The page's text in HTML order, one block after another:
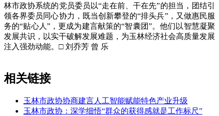
林市政协系统的党员委员以“走在前、干在先”的担当，团结引
领各界委员同心协力，既当创新攀登的“排头兵”，又做惠民服
务的“贴心人”，更成为建言献策的“智囊团”。他们以智慧凝聚
发展共识，以实干破解发展难题，为玉林经济社会高质量发展
注入强劲动能。□ 刘乔芳 曾 乐
相关链接
玉林市政协协商建言人工智能赋能特色产业升级
玉林市政协：深学细悟“群众的获得感就是工作标尺”